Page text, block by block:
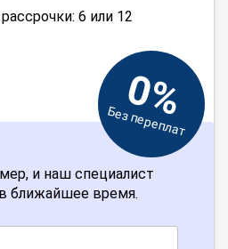
6 или 12
0%
Без переплат
и наш специалист
ближайшее время.